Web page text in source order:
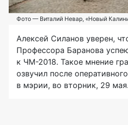
Фото — Виталий Невар, «Новый
Алексей Силанов уверен,
Профессора Баранова
к ЧМ-2018. Такое мнение
озвучил после
в мэрии, во вторник, 29 мая.